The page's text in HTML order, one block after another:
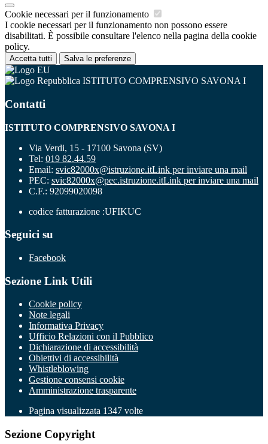
Cookie necessari per il funzionamento
I cookie necessari per il funzionamento non possono essere
disabilitati. È possibile consultare l'elenco nella pagina della cookie
policy.
Accetta tutti Salva le preferenze
ISTITUTO COMPRENSIVO SAVONA I
Contatti
ISTITUTO COMPRENSIVO SAVONA I
Via Verdi, 15 - 17100 Savona (SV)
Tel: 019 82.44.59
Email: svic82000x@istruzione.itLink per inviare una mail
PEC: svic82000x@pec.istruzione.itLink per inviare una mail
C.F.: 92099020098
codice fatturazione :UFIKUC
Seguici su
Facebook
Sezione Link Utili
Cookie policy
Note legali
Informativa Privacy
Ufficio Relazioni con il Pubblico
Dichiarazione di accessibilità
Obiettivi di accessibilità
Whistleblowing
Gestione consensi cookie
Amministrazione trasparente
Pagina visualizzata 1347 volte
Sezione Copyright